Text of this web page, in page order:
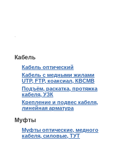
.
Кабель
Кабель оптический
Кабель с медными жилами
UTP, FTP, коаксиал, КВСМВ
Подъём, раскатка, протяжка
кабеля, УЗК
Крепление и подвес кабеля,
линейная арматура
Муфты
Муфты оптические, медного
кабеля, силовые, ТУТ